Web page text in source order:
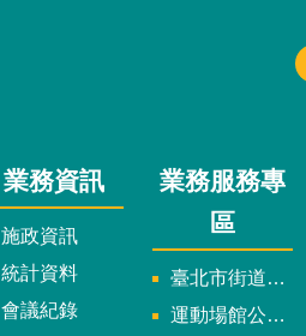
業務資訊
施政資訊
統計資料
會議紀錄
業務服務專
區
臺北市街道遊戲申請專區
運動場館公司設立輔導專區